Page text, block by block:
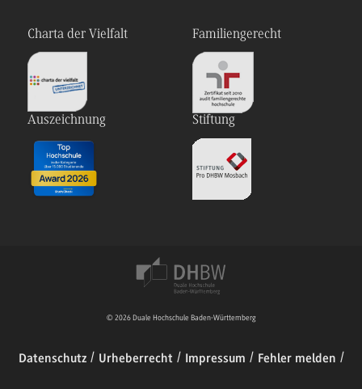
Charta der Vielfalt Familiengerecht
Auszeichnung Stiftung
© 2026 Duale Hochschule Baden-Württemberg
Datenschutz Urheberrecht Impressum Fehler melden